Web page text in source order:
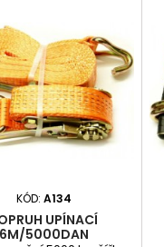
KÓD: A134
UPÍNACÍ
6M/5000DAN